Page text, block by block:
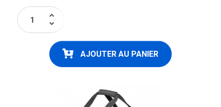
keyboard_arrow_up
keyboard_arrow_down
AJOUTER AU PANIER